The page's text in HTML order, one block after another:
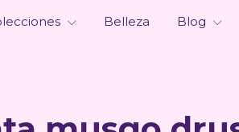
Belleza Blog